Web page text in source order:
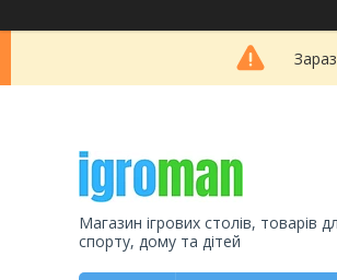
Магазин ігрових столів, товарів
спорту, дому та дітей